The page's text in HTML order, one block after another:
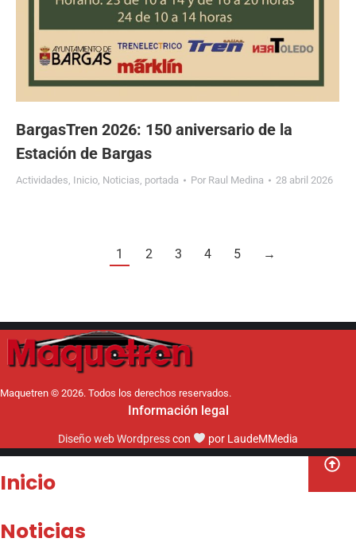
BargasTren 2026: 150 aniversario de la
Estación de Bargas
Actividades Inicio Noticias portada Por Raul Medina 28 abril 2026
1 2 3 4 5 →
Maquetren © 2026. Todos los derechos reservados.
Información legal
Diseño web Wordpresscon por LaudeMMedia
Inicio
Noticias